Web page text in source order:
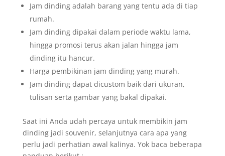
Jam dinding adalah barang yang tentu ada di tiap
rumah.
Jam dinding dipakai dalam periode waktu lama,
hingga promosi terus akan jalan hingga jam
dinding itu hancur.
Harga pembikinan jam dinding yang murah.
Jam dinding dapat dicustom baik dari ukuran,
tulisan serta gambar yang bakal dipakai.
Saat ini Anda udah percaya untuk membikin jam
dinding jadi souvenir, selanjutnya cara apa yang
perlu jadi perhatian awal kalinya. Yok baca beberapa